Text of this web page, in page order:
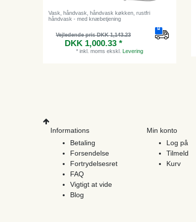
Vask, håndvask, håndvask køkken, rustfri
håndvask - med knæbetjening
Vejledende pris DKK 1,143.23
DKK 1,000.33 *
* inkl. moms ekskl. Levering
Informations
Betaling
Forsendelse
Fortrydelsesret
FAQ
Vigtigt at vide
Blog
Min konto
Log på
Tilmeld
Kurv